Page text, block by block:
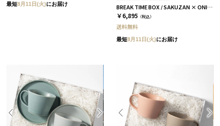
最短8月11日(火)にお届け BREAK TIME BOX / SAKUZAN × ONIBUS COFFEE スカイブルー＆アクアブルー
￥6,895 （税込）
送料無料
最短8月11日(火)にお届け